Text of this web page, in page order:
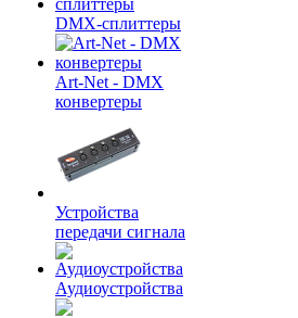
DMX-сплиттеры
Art-Net - DMX
конвертеры
Устройства
передачи сигнала
Аудиоустройства